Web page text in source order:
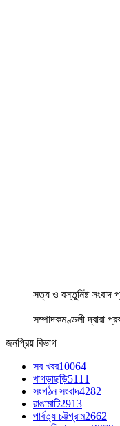
সত্য ও বস্তুনিষ্ট সংবাদ
সম্পাদকমণ্ডলী দ্বারা
জনপ্রিয় বিভাগ
সব খবর10064
খাগড়াছড়ি5111
সংগঠন সংবাদ4282
রাঙামাটি2913
পার্বত্য চট্টগ্রাম2662